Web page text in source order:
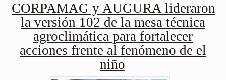
CORPAMAG y AUGURA lideraron
la versión 102 de la mesa técnica
agroclimática para fortalecer
acciones frente al fenómeno de el
niño